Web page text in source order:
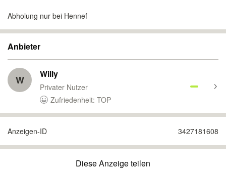
Abholung nur bei Hennef
Anbieter
W Willy
Privater Nutzer
Zufriedenheit: TOP
Anzeigen-ID 3427181608
Diese Anzeige teilen